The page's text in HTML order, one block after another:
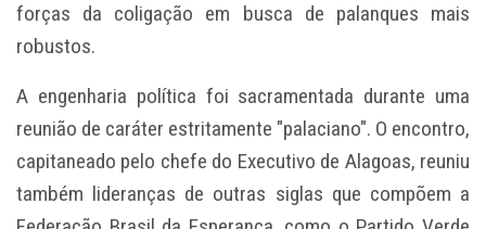
forças da coligação em busca de palanques mais
robustos.
A engenharia política foi sacramentada durante uma
reunião de caráter estritamente "palaciano". O encontro,
capitaneado pelo chefe do Executivo de Alagoas, reuniu
também lideranças de outras siglas que compõem a